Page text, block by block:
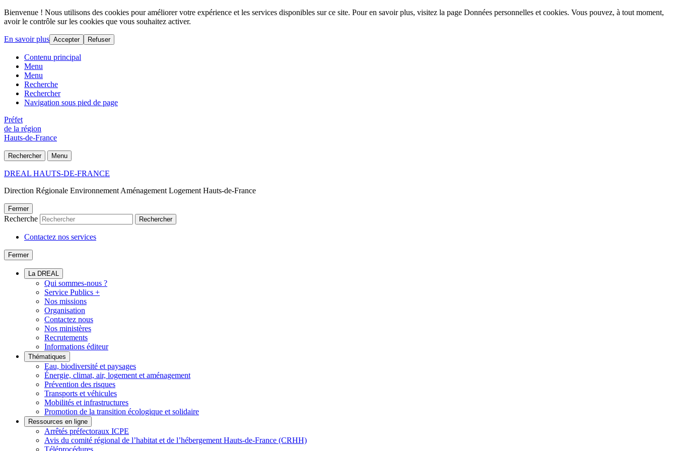
Bienvenue ! Nous utilisons des cookies pour améliorer votre expérience et les services disponibles sur ce site. Pour en savoir plus, visitez la page Données personnelles et cookies. Vous pouvez, à tout moment,
avoir le contrôle sur les cookies que vous souhaitez activer.
En savoir plus Accepter Refuser
Contenu principal
Menu
Menu
Recherche
Rechercher
Navigation sous pied de page
Préfet
de la région
Hauts-de-France
Rechercher Menu
DREAL HAUTS-DE-FRANCE
Direction Régionale Environnement Aménagement Logement Hauts-de-France
Fermer
Recherche Rechercher
Contactez nos services
Fermer
La DREAL
Qui sommes-nous ?
Service Publics +
Nos missions
Organisation
Contactez nous
Nos ministères
Recrutements
Informations éditeur
Thématiques
Eau, biodiversité et paysages
Énergie, climat, air, logement et aménagement
Prévention des risques
Transports et véhicules
Mobilités et infrastructures
Promotion de la transition écologique et solidaire
Ressources en ligne
Arrêtés préfectoraux ICPE
Avis du comité régional de l’habitat et de l’hébergement Hauts-de-France (CRHH)
Téléprocédures